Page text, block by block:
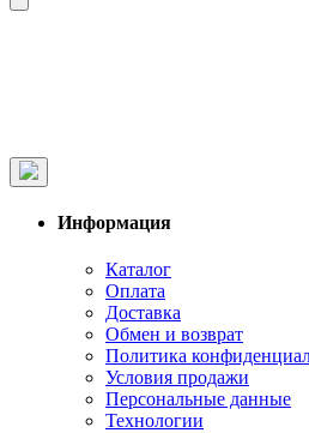
Информация
Каталог
Оплата
Доставка
Обмен и возврат
Политика
Условия продажи
Персональные данные
Технологии